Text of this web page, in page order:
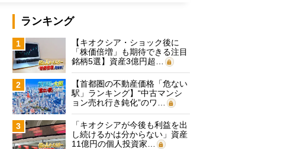
ランキング
1
【キオクシア・ショック後に
「株価倍増」も期待できる注目
銘柄5選】資産3億円超…
2
【首都圏の不動産価格「危ない
駅」ランキング】“中古マンシ
ョン売れ行き鈍化”のワ…
3
「キオクシアが今後も利益を出
し続けるかは分からない」資産
11億円の個人投資家…